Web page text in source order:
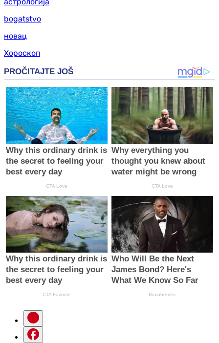
bogatstvo
новац
Хороскоп